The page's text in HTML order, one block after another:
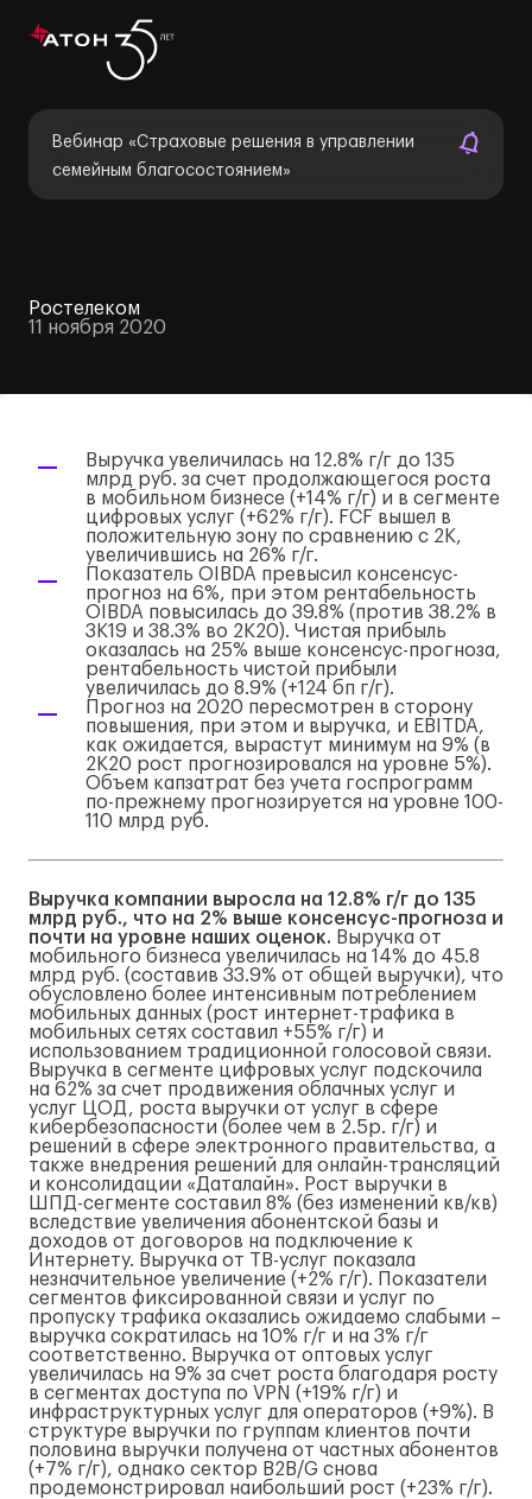
Вебинар «Страховые решения в управлении
семейным благосостоянием»
Ростелеком
11 ноября 2020
Выручка увеличилась на 12.8% г/г до 135
млрд руб. за счет продолжающегося роста
в мобильном бизнесе (+14% г/г) и в сегменте
цифровых услуг (+62% г/г). FCF вышел в
положительную зону по сравнению с 2К,
увеличившись на 26% г/г.
Показатель OIBDA превысил консенсус-
прогноз на 6%, при этом рентабельность
OIBDA повысилась до 39.8% (против 38.2% в
3К19 и 38.3% во 2К20). Чистая прибыль
оказалась на 25% выше консенсус-прогноза,
рентабельность чистой прибыли
увеличилась до 8.9% (+124 бп г/г).
Прогноз на 2020 пересмотрен в сторону
повышения, при этом и выручка, и EBITDA,
как ожидается, вырастут минимум на 9% (в
2К20 рост прогнозировался на уровне 5%).
Объем капзатрат без учета госпрограмм
по-прежнему прогнозируется на уровне 100-
110 млрд руб.
Выручка компании выросла на 12.8% г/г до 135
млрд руб., что на 2% выше консенсус-прогноза и
почти на уровне наших оценок. Выручка от
мобильного бизнеса увеличилась на 14% до 45.8
млрд руб. (составив 33.9% от общей выручки), что
обусловлено более интенсивным потреблением
мобильных данных (рост интернет-трафика в
мобильных сетях составил +55% г/г) и
использованием традиционной голосовой связи.
Выручка в сегменте цифровых услуг подскочила
на 62% за счет продвижения облачных услуг и
услуг ЦОД, роста выручки от услуг в сфере
кибербезопасности (более чем в 2.5р. г/г) и
решений в сфере электронного правительства, а
также внедрения решений для онлайн-трансляций
и консолидации «Даталайн». Рост выручки в
ШПД-сегменте составил 8% (без изменений кв/кв)
вследствие увеличения абонентской базы и
доходов от договоров на подключение к
Интернету. Выручка от ТВ-услуг показала
незначительное увеличение (+2% г/г). Показатели
сегментов фиксированной связи и услуг по
пропуску трафика оказались ожидаемо слабыми –
выручка сократилась на 10% г/г и на 3% г/г
соответственно. Выручка от оптовых услуг
увеличилась на 9% за счет роста благодаря росту
в сегментах доступа по VPN (+19% г/г) и
инфраструктурных услуг для операторов (+9%). В
структуре выручки по группам клиентов почти
половина выручки получена от частных абонентов
(+7% г/г), однако сектор B2B/G снова
продемонстрировал наибольший рост (+23% г/г).